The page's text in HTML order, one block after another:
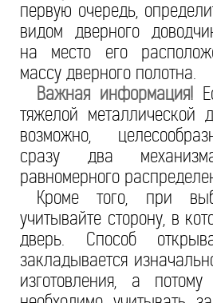
первую очередь,
видом дверного
на место его
массу дверного полотна.
Важная информация!
тяжелой металлической
возможно,
сразу два
равномерного
Кроме того, при
учитывайте сторону, в
дверь. Способ
закладывается
изготовления, а